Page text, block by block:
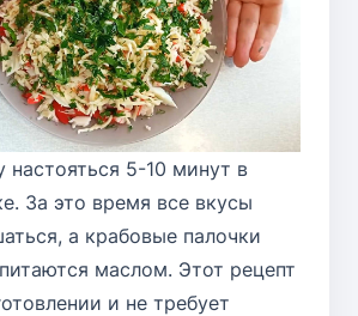
настояться 5-10 минут в
За это время все вкусы
а крабовые палочки
маслом. Этот рецепт
и не требует